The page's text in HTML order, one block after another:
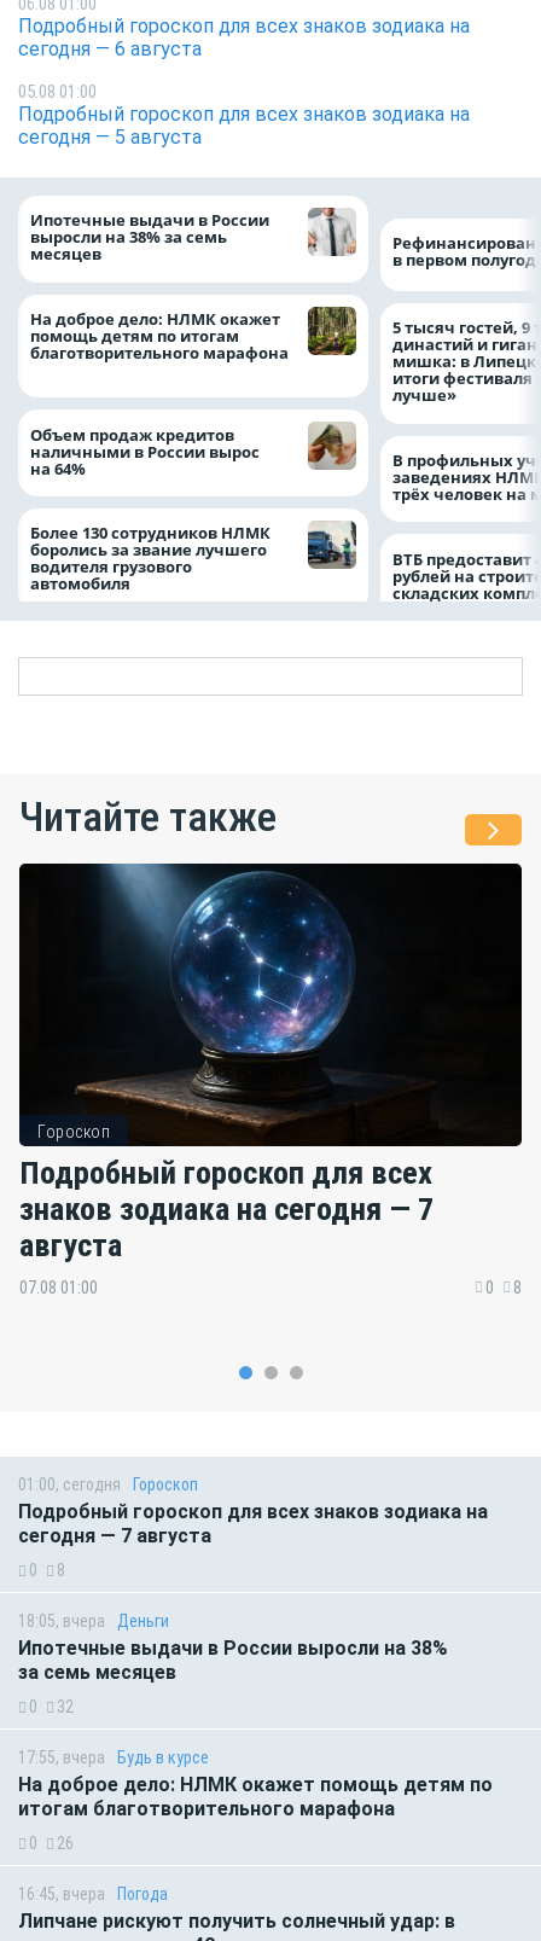
Подробный гороскоп для всех знаков зодиака на
сегодня — 6 августа
05.08 01:00
Подробный гороскоп для всех знаков зодиака на
сегодня — 5 августа
Ипотечные выдачи в России
выросли на 38% за семь
месяцев
На доброе дело: НЛМК окажет
помощь детям по итогам
благотворительного марафона
Объем продаж кредитов
наличными в России вырос
на 64%
Более 130 сотрудников НЛМК
боролись за звание лучшего
водителя грузового
автомобиля
в первом
5 тысяч гостей, 9
династий и
мишка: в
итоги фестиваля
лучше»
В профильных
заведениях
трёх человек на
ВТБ предоставит
рублей на
складских
Читайте также
Гороскоп
Подробный гороскоп для всех
знаков зодиака на сегодня — 7
августа
07.08 01:00 0 8
01:00, сегодня Гороскоп
Подробный гороскоп для всех знаков зодиака на
сегодня — 7 августа
0 8
18:05, вчера Деньги
Ипотечные выдачи в России выросли на 38%
за семь месяцев
0 32
17:55, вчера Будь в курсе
На доброе дело: НЛМК окажет помощь детям по
итогам благотворительного марафона
0 26
16:45, вчера Погода
Липчане рискуют получить солнечный удар: в